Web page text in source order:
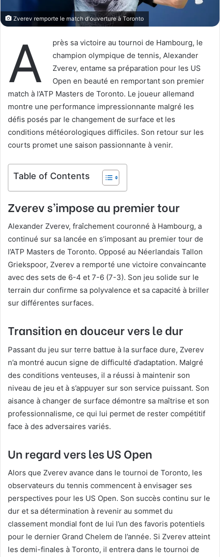
r
r
Zverev remporte le match d'ouverture à Toronto
A
près sa victoire au tournoi de Hambourg, le
champion olympique de tennis, Alexander
Zverev, entame sa préparation pour les US
Open en beauté en remportant son premier
match à l’ATP Masters de Toronto. Le joueur allemand
montre une performance impressionnante malgré les
défis posés par le changement de surface et les
conditions météorologiques difficiles. Son retour sur les
courts promet une saison passionnante à venir.
Table of Contents
Zverev s’impose au premier tour
Alexander Zverev, fraîchement couronné à Hambourg, a
continué sur sa lancée en s’imposant au premier tour de
l’ATP Masters de Toronto. Opposé au Néerlandais Tallon
Griekspoor, Zverev a remporté une victoire convaincante
avec des sets de 6-4 et 7-6 (7-3). Son jeu solide sur le
terrain dur confirme sa polyvalence et sa capacité à briller
sur différentes surfaces.
Transition en douceur vers le dur
Passant du jeu sur terre battue à la surface dure, Zverev
n’a montré aucun signe de difficulté d’adaptation. Malgré
des conditions venteuses, il a réussi à maintenir son
niveau de jeu et à s’appuyer sur son service puissant. Son
aisance à changer de surface démontre sa maîtrise et son
professionnalisme, ce qui lui permet de rester compétitif
face à des adversaires variés.
Un regard vers les US Open
Alors que Zverev avance dans le tournoi de Toronto, les
observateurs du tennis commencent à envisager ses
perspectives pour les US Open. Son succès continu sur le
dur et sa détermination à revenir au sommet du
classement mondial font de lui l’un des favoris potentiels
pour le dernier Grand Chelem de l’année. Si Zverev atteint
les demi-finales à Toronto, il entrera dans le tournoi de